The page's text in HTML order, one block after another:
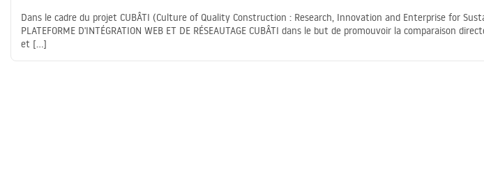
Dans le cadre du projet CUBÂTI (Culture of Quality Construction : Research, Innovation and Enterprise for
PLATEFORME D'INTÉGRATION WEB ET DE RÉSEAUTAGE CUBÂTI dans le but de promouvoir la
et [...]